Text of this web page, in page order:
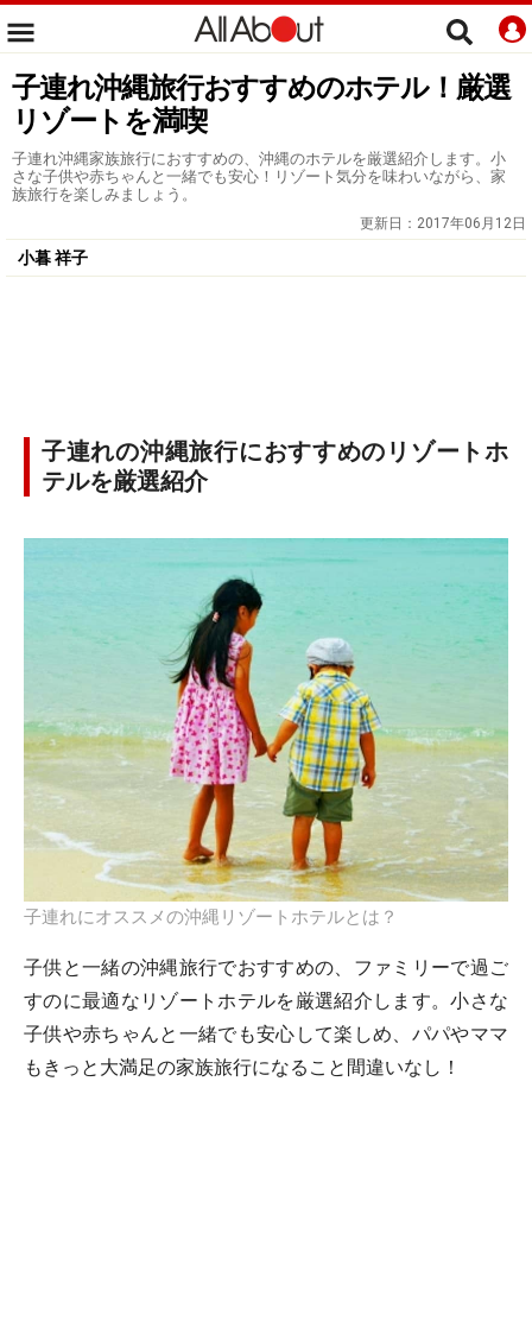
子連れ沖縄旅行おすすめのホテル！厳選
リゾートを満喫
子連れ沖縄家族旅行におすすめの、沖縄のホテルを厳選紹介します。小
さな子供や赤ちゃんと一緒でも安心！リゾート気分を味わいながら、家
族旅行を楽しみましょう。
更新日： 2017年06月12日
小暮 祥子
子連れの沖縄旅行におすすめのリゾートホ
テルを厳選紹介
子連れにオススメの沖縄リゾートホテルとは？
子供と一緒の沖縄旅行でおすすめの、ファミリーで過ご
すのに最適なリゾートホテルを厳選紹介します。小さな
子供や赤ちゃんと一緒でも安心して楽しめ、パパやママ
もきっと大満足の家族旅行になること間違いなし！